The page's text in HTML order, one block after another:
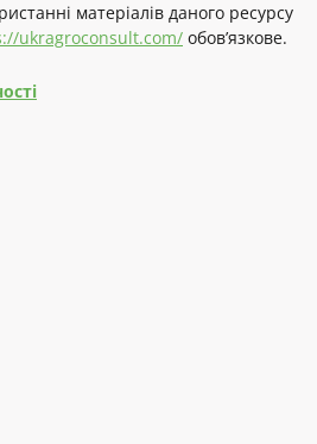
матеріалів даного ресурсу
ukragroconsult.com/ обов’язкове.